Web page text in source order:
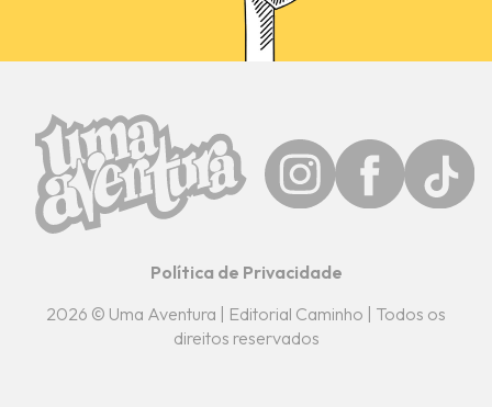
Política de Privacidade
2026 © Uma Aventura | Editorial Caminho | Todos os
direitos reservados